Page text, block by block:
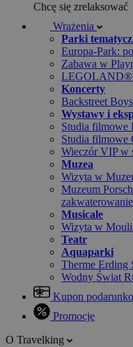
Chcę się zrelaksować
Wrażenia
Parki
Europa-Park:
Zabawa w
LEGOLAND®
Koncerty
Backstreet
Wystawy i
Studia
Studia filmowe
Wieczór VIP w
Muzea
Wizyta w
Muzeum
zakwaterowanie
Musicale
Wizyta w
Teatr
Aquaparki
Therme Erding
Wodny Świat
Kupon
Promocje
O Travelking